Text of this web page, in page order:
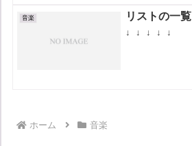
音楽 リストの一覧
↓ ↓ ↓ ↓ ↓
ホーム 音楽